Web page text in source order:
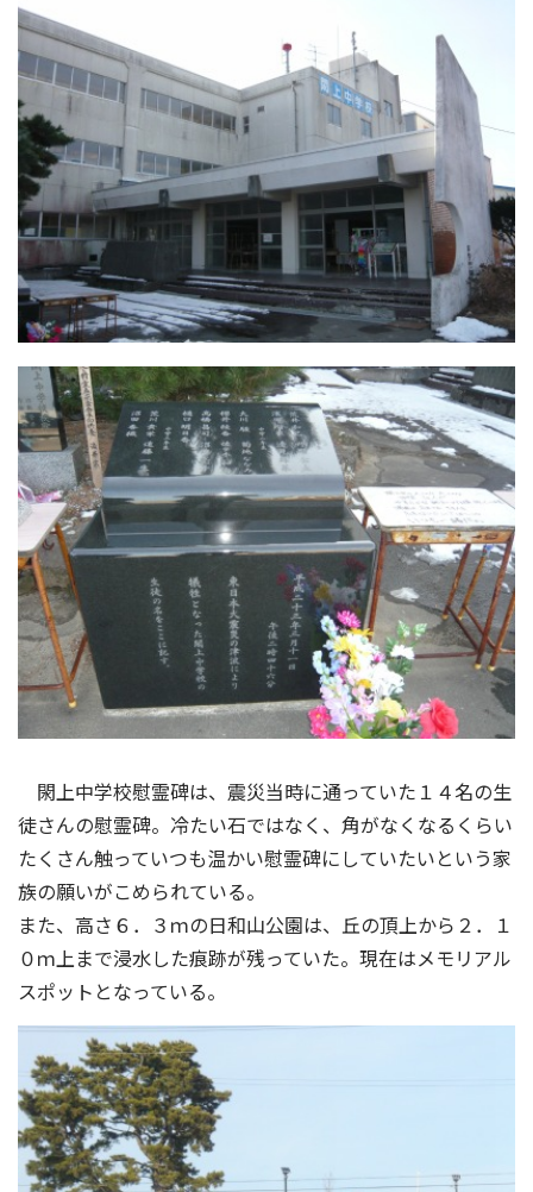
閖上中学校慰霊碑は、震災当時に通っていた１４名の生
徒さんの慰霊碑。冷たい石ではなく、角がなくなるくらい
たくさん触っていつも温かい慰霊碑にしていたいという家
族の願いがこめられている。
また、高さ６．３ｍの日和山公園は、丘の頂上から２．１
０ｍ上まで浸水した痕跡が残っていた。現在はメモリアル
スポットとなっている。